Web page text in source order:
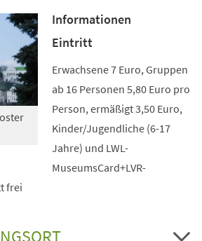
Informationen
Eintritt
Erwachsene 7 Euro, Gruppen
ab 16 Personen 5,80 Euro pro
Person, ermäßigt 3,50 Euro,
Kinder/Jugendliche (6-17
Jahre) und LWL-
MuseumsCard+LVR-
frei